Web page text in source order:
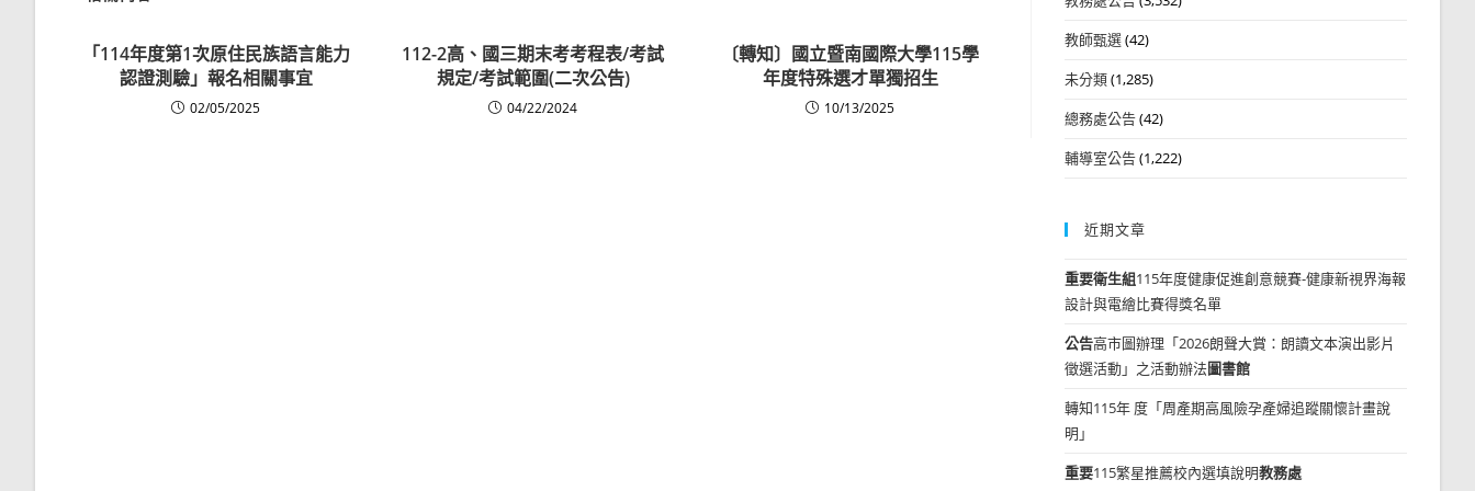
「114年度第1次原住民族語言能力
認證測驗」報名相關事宜
02/05/2025
112-2高、國三期末考考程表/考試
規定/考試範圍(二次公告)
04/22/2024
〔轉知〕國立暨南國際大學115學
年度特殊選才單獨招生
10/13/2025
教師甄選(42)
未分類(1,285)
總務處公告(42)
輔導室公告(1,222)
近期文章
重要衛生組115年度健康促進創意競賽-健康新視界海報
設計與電繪比賽得獎名單
公告高市圖辦理「2026朗聲大賞：朗讀文本演出影片
徵選活動」之活動辦法圖書館
轉知115年 度「周產期高風險孕產婦追蹤關懷計畫說
明」
重要115繁星推薦校內選填說明教務處